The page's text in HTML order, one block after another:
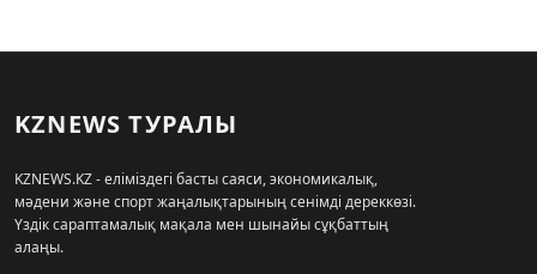
KZNEWS ТУРАЛЫ
KZNEWS.KZ - еліміздегі басты саяси, экономикалық,
мәдени және спорт жаңалықтарының сенімді дереккөзі.
Үздік сараптамалық мақала мен шынайы сұқбаттың
алаңы.